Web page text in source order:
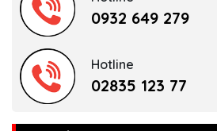
0932 649 279
Hotline
02835 123 77